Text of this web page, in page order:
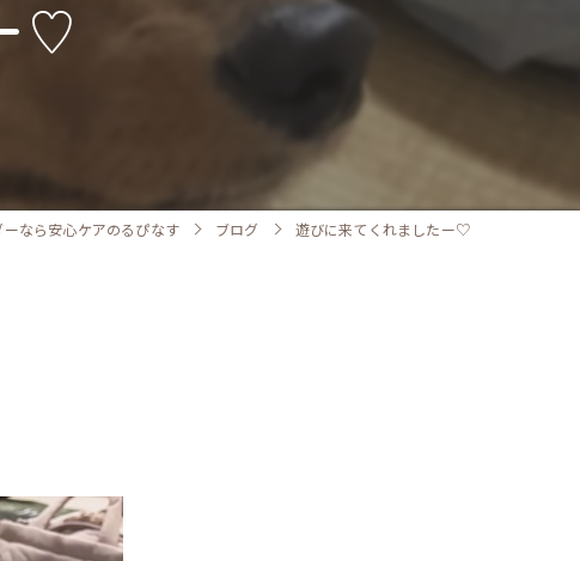
ミニチュアダックスフンド
♡
なら安心ケアのるぴなす ブログ 遊びに来てくれましたー♡